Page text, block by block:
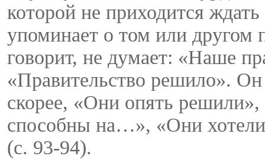
которой не приходится
упоминает о том или другом
говорит, не думает: «Наше
«Правительство решило».
скорее, «Они опять
способны на…», «Они
(с. 93-94).